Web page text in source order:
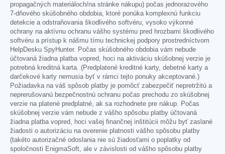
propagačných materiáloch/na stránke nákupu) počas jednorazového
7-dňového skúšobného obdobia, ktoré ponúka komplexnú funkciu
detekcie a odstraňovania škodlivého softvéru, vysoko výkonné
ochrany na aktívnu ochranu vášho systému pred hrozbami škodlivého
softvéru a prístup k nášmu tímu technickej podpory prostredníctvom
HelpDesku SpyHunter. Počas skúšobného obdobia vám nebude
účtovaná žiadna platba vopred, hoci na aktiváciu skúšobnej verzie je
potrebná kreditná karta. (Predplatené kreditné karty, debetné karty a
darčekové karty nemusia byť v rámci tejto ponuky akceptované.)
Požiadavka na váš spôsob platby je pomôcť zabezpečiť nepretržitú a
neprerušovanú bezpečnostnú ochranu počas prechodu zo skúšobnej
verzie na platené predplatné, ak sa rozhodnete pre nákup. Počas
skúšobnej verzie vám nebude z vášho spôsobu platby účtovaná
žiadna platba vopred, hoci vašej finančnej inštitúcii môžu byť zaslané
žiadosti o autorizáciu na overenie platnosti vášho spôsobu platby
(takéto autorizačné odoslania nie sú žiadosťami o poplatky od
spoločnosti EnigmaSoft, ale v závislosti od vášho spôsobu platby